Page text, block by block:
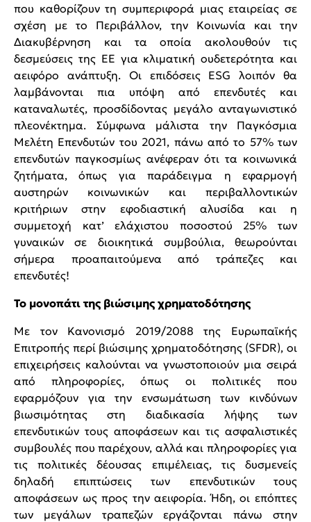
που καθορίζουν τη συμπεριφορά μιας εταιρείας σε
σχέση με το Περιβάλλον, την Κοινωνία και την
Διακυβέρνηση και τα οποία ακολουθούν τις
δεσμεύσεις της ΕΕ για κλιματική ουδετερότητα και
αειφόρο ανάπτυξη. Οι επιδόσεις ESG λοιπόν θα
λαμβάνονται πια υπόψη από επενδυτές και
καταναλωτές, προσδίδοντας μεγάλο ανταγωνιστικό
πλεονέκτημα. Σύμφωνα μάλιστα την Παγκόσμια
Μελέτη Επενδυτών του 2021, πάνω από το 57% των
επενδυτών παγκοσμίως ανέφεραν ότι τα κοινωνικά
ζητήματα, όπως για παράδειγμα η εφαρμογή
αυστηρών κοινωνικών και περιβαλλοντικών
κριτήριων στην εφοδιαστική αλυσίδα και η
συμμετοχή κατ’ ελάχιστου ποσοστού 25% των
γυναικών σε διοικητικά συμβούλια, θεωρούνται
σήμερα προαπαιτούμενα από τράπεζες και
επενδυτές!
Το μονοπάτι της βιώσιμης χρηματοδότησης
Με τον Κανονισμό 2019/2088 της Ευρωπαϊκής
Επιτροπής περί βιώσιμης χρηματοδότησης (SFDR), οι
επιχειρήσεις καλούνται να γνωστοποιούν μια σειρά
από πληροφορίες, όπως οι πολιτικές που
εφαρμόζουν για την ενσωμάτωση των κινδύνων
βιωσιμότητας στη διαδικασία λήψης των
επενδυτικών τους αποφάσεων και τις ασφαλιστικές
συμβουλές που παρέχουν, αλλά και πληροφορίες για
τις πολιτικές δέουσας επιμέλειας, τις δυσμενείς
δηλαδή επιπτώσεις των επενδυτικών τους
αποφάσεων ως προς την αειφορία. Ήδη, οι επόπτες
των μεγάλων τραπεζών εργάζονται πάνω στην